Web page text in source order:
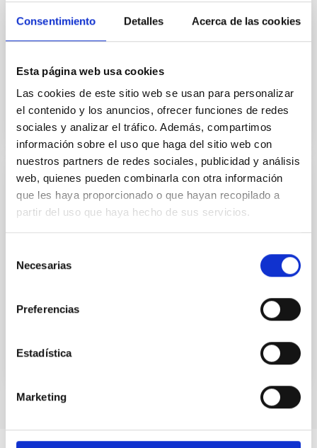
Consentimiento Detalles Acerca de las cookies
Esta página web usa cookies
Las cookies de este sitio web se usan para personalizar
el contenido y los anuncios, ofrecer funciones de redes
sociales y analizar el tráfico. Además, compartimos
información sobre el uso que haga del sitio web con
nuestros partners de redes sociales, publicidad y análisis
web, quienes pueden combinarla con otra información
que les haya proporcionado o que hayan recopilado a
partir del uso que haya hecho de sus servicios.
Necesarias
Preferencias
Estadística
Marketing
PUBLICACIÓN
The JCMT BISTRO Survey: Studying the
Complex Magnetic Field of L43
We present observations of polarized dust emission
at 850 μm from the L43 molecular cloud, which sits in